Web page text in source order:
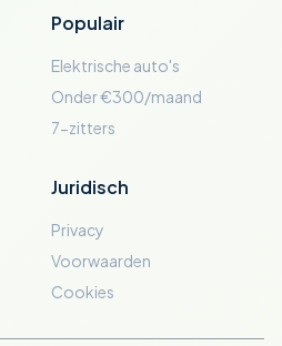
Populair
Elektrische auto's
Onder €300/maand
7-zitters
Juridisch
Privacy
Voorwaarden
Cookies